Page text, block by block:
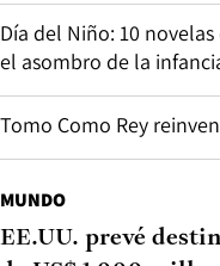
Día del Niño: 10
el asombro de la
Tomo Como Rey
MUNDO
EE.UU. prevé